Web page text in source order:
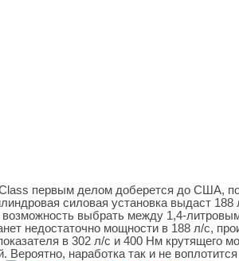
первым делом доберется до США,
силовая установка выдаст
возможность выбрать между 1,4-
недостаточно мощности в 188 л/с,
в 302 л/с и 400 Нм крутящего
Вероятно, наработка так и не